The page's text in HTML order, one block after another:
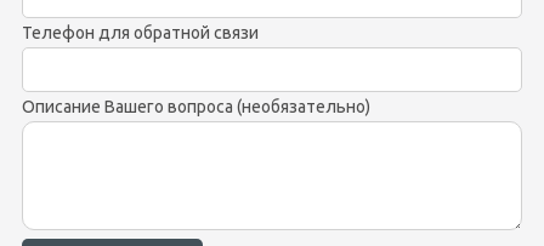
Телефон для обратной связи
Описание Вашего вопроса (необязательно)